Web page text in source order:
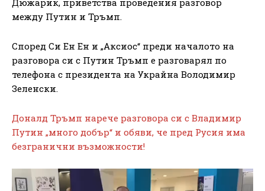
между Путин и Тръмп.
Според Си Ен Ен и „Аксиос“ преди началото на
разговора си с Путин Тръмп е разговарял по
телефона с президента на Украйна Володимир
Зеленски.
Доналд Тръмп нарече разговора си с Владимир
Путин „много добър“ и обяви, че пред Русия има
безгранични възможности!